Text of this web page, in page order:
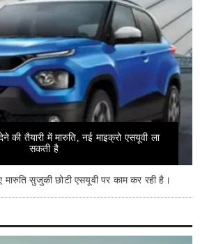
की तैयारी में मारुति, नई माइक्रो एसयूवी ला
सकती है
सुजुकी छोटी एसयूवी पर काम कर रही है।